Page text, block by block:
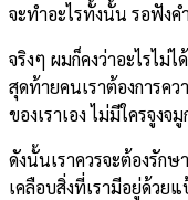
จะทำอะไรทั้งนั้น รอฟังค
จริงๆ ผมก็คงว่าอะไรไม่
สุดท้ายคนเราต้องการค
ของเราเอง ไม่มีใครจูงจมู
ดังนั้นเราควรจะต้องรักษ
เคลือบสิ่งที่เรามีอยู่ด้วย